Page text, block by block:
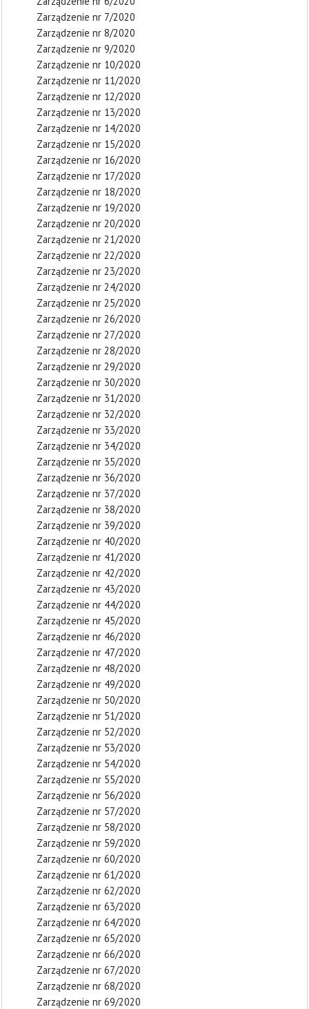
Zarządzenie nr 7/2020
Zarządzenie nr 8/2020
Zarządzenie nr 9/2020
Zarządzenie nr 10/2020
Zarządzenie nr 11/2020
Zarządzenie nr 12/2020
Zarządzenie nr 13/2020
Zarządzenie nr 14/2020
Zarządzenie nr 15/2020
Zarządzenie nr 16/2020
Zarządzenie nr 17/2020
Zarządzenie nr 18/2020
Zarządzenie nr 19/2020
Zarządzenie nr 20/2020
Zarządzenie nr 21/2020
Zarządzenie nr 22/2020
Zarządzenie nr 23/2020
Zarządzenie nr 24/2020
Zarządzenie nr 25/2020
Zarządzenie nr 26/2020
Zarządzenie nr 27/2020
Zarządzenie nr 28/2020
Zarządzenie nr 29/2020
Zarządzenie nr 30/2020
Zarządzenie nr 31/2020
Zarządzenie nr 32/2020
Zarządzenie nr 33/2020
Zarządzenie nr 34/2020
Zarządzenie nr 35/2020
Zarządzenie nr 36/2020
Zarządzenie nr 37/2020
Zarządzenie nr 38/2020
Zarządzenie nr 39/2020
Zarządzenie nr 40/2020
Zarządzenie nr 41/2020
Zarządzenie nr 42/2020
Zarządzenie nr 43/2020
Zarządzenie nr 44/2020
Zarządzenie nr 45/2020
Zarządzenie nr 46/2020
Zarządzenie nr 47/2020
Zarządzenie nr 48/2020
Zarządzenie nr 49/2020
Zarządzenie nr 50/2020
Zarządzenie nr 51/2020
Zarządzenie nr 52/2020
Zarządzenie nr 53/2020
Zarządzenie nr 54/2020
Zarządzenie nr 55/2020
Zarządzenie nr 56/2020
Zarządzenie nr 57/2020
Zarządzenie nr 58/2020
Zarządzenie nr 59/2020
Zarządzenie nr 60/2020
Zarządzenie nr 61/2020
Zarządzenie nr 62/2020
Zarządzenie nr 63/2020
Zarządzenie nr 64/2020
Zarządzenie nr 65/2020
Zarządzenie nr 66/2020
Zarządzenie nr 67/2020
Zarządzenie nr 68/2020
Zarządzenie nr 69/2020